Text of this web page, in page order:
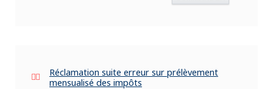
Réclamation suite erreur sur prélèvement
mensualisé des impôts